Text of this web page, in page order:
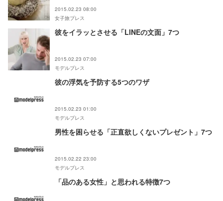
2015.02.23 08:00
女子旅プレス
彼をイラッとさせる「LINEの文面」7つ
2015.02.23 07:00
モデルプレス
彼の浮気を予防する5つのワザ
2015.02.23 01:00
モデルプレス
男性を困らせる「正直欲しくないプレゼント」7つ
2015.02.22 23:00
モデルプレス
「品のある女性」と思われる特徴7つ